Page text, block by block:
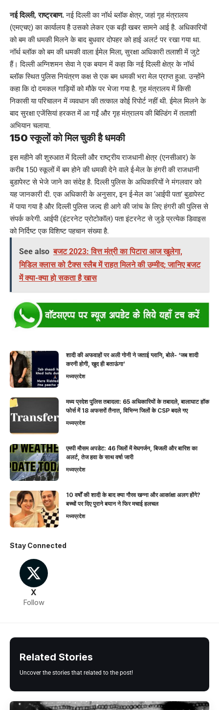
Link
नई दिल्ली, राष्ट्रबाण.नई दिल्ली का नॉर्थ ब्लॉक क्षेत्र, जहां गृह मंत्रालय
(एमएचए) का कार्यालय है उसको लेकर एक बड़ी खबर सामने आई है. अधिकारियों
को बम की धमकी मिलने के बाद बुधवार दोपहर को हाई अलर्ट पर रखा गया था.
नॉर्थ ब्लॉक को बम की धमकी वाला ईमेल मिला, सुरक्षा अधिकारी तलाशी में जुटे
हैं। दिल्ली अग्निशमन सेवा ने एक बयान में कहा कि नई दिल्ली क्षेत्र के नॉर्थ
ब्लॉक स्थित पुलिस नियंत्रण कक्ष से एक बम धमकी भरा मेल प्राप्त हुआ. उन्होंने
कहा कि दो दमकल गाड़ियों को मौके पर भेजा गया है. गृह मंत्रालय में किसी
निकासी या परिचालन में व्यवधान की तत्काल कोई रिपोर्ट नहीं थी. ईमेल मिलने के
बाद सुरक्षा एजेंसियां हरकत में आ गईं और गृह मंत्रालय की बिल्डिंग में तलाशी
अभियान चलाया.
150 स्कूलों को मिल चुकी है धमकी
इस महीने की शुरुआत में दिल्ली और राष्ट्रीय राजधानी क्षेत्र (एनसीआर) के
करीब 150 स्कूलों में बम होने की धमकी देने वाले ई-मेल के हंगरी की राजधानी
बुडापेस्ट से भेजे जाने का संदेह है. दिल्ली पुलिस के अधिकारियों ने मंगलवार को
यह जानकारी दी. एक अधिकारी के अनुसार, इन ई-मेल का ‘आईपी पता’ बुडापेस्ट
में पाया गया है और दिल्ली पुलिस जल्द ही आगे की जांच के लिए हंगरी की पुलिस से
संपर्क करेगी. आईपी (इंटरनेट प्रोटोकॉल) पता इंटरनेट से जुड़े प्रत्येक डिवाइस
को निर्दिष्ट एक विशिष्ट पहचान संख्या है.
See also बजट 2023: वित्त मंत्री का पिटारा आज खुलेगा,
मिडिल क्लास को टैक्स स्लैब में राहत मिलने की उम्मीद; जानिए बजट
में क्या-क्या हो सकता है खास
शादी की अफवाहों पर अली गोनी ने जताई ग्लानि, बोले- ‘जब शादी
करनी होगी, खुद ही बताऊंगा’
मध्यप्रदेश
मध्य प्रदेश पुलिस तबादला: 65 अधिकारियों के तबादले, बालाघाट हॉक
फोर्स में 18 अफसरों तैनात, विभिन्न जिलों के CSP बदले गए
मध्यप्रदेश
एमपी मौसम अपडेट: 46 जिलों में मेघगर्जन, बिजली और बारिश का
अलर्ट, तेज हवा के साथ वर्षा जारी
मध्यप्रदेश
10 वर्षों की शादी के बाद क्या गौरव खन्ना और आकांक्षा अलग होंगे?
बच्चों पर दिए पुराने बयान ने फिर मचाई हलचल
मध्यप्रदेश
Stay Connected
X
Follow
Related Stories
Uncover the stories that related to the post!